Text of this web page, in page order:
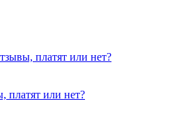
платят или нет?
платят или нет?